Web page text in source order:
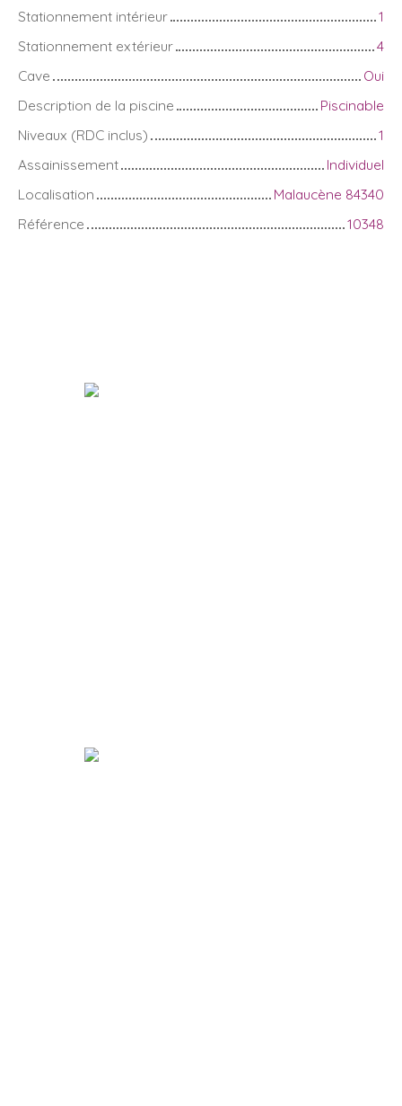
Stationnement intérieur
1
Stationnement extérieur
4
Cave
Oui
Description de la piscine
Piscinable
Niveaux (RDC inclus)
1
Assainissement
Individuel
Localisation
Malaucène 84340
Référence
10348